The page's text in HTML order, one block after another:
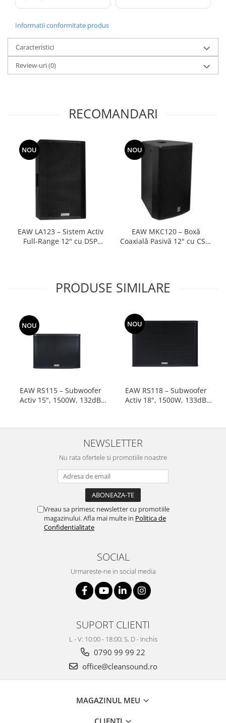
Informatii conformitate produs
Caracteristici
Review-uri(0)
RECOMANDARI
NOU
EAW LA123 – Sistem Activ
Full-Range 12" cu DSP
NOU
EAW MKC120 – Boxă
Coaxială Pasivă 12" cu CSA,
PRODUSE SIMILARE
NOU
EAW RS115 – Subwoofer
Activ 15", 1500W, 132dB
NOU
EAW RS118 – Subwoofer
Activ 18", 1500W, 133dB
NEWSLETTER
Nu rata ofertele si promotiile noastre
Vreau sa primesc newsletter cu promotiile
magazinului. Afla mai multe in Politica de
Confidentialitate
SOCIAL
Urmareste-ne in social media
SUPORT CLIENTI
L - V: 10:00 - 18:00; S, D - Inchis
0790 99 99 22
office@cleansound.ro
MAGAZINUL MEU
CLIENTI